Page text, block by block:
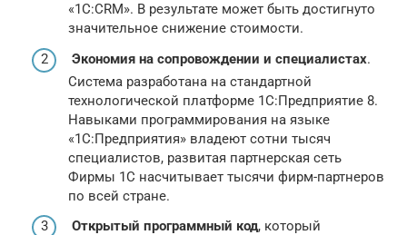
«1С:CRM». В результате может быть достигнуто
значительное снижение стоимости.
Экономия на сопровождении и специалистах.
Система разработана на стандартной
технологической платформе 1С:Предприятие 8.
Навыками программирования на языке
«1С:Предприятия» владеют сотни тысяч
специалистов, развитая партнерская сеть
Фирмы 1С насчитывает тысячи фирм-партнеров
по всей стране.
Открытый программный код, который